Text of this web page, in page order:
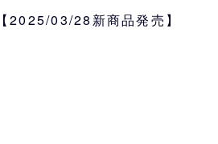
03/28新商品発売】